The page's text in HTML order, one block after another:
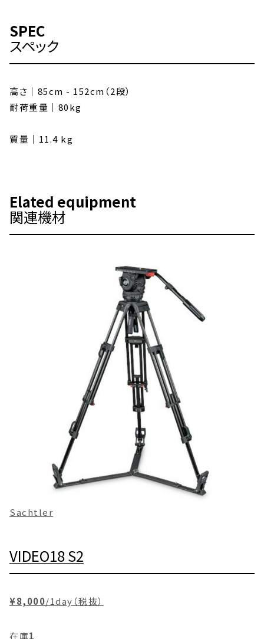
SPEC
スペック
高さ｜85cm - 152cm（2段）
耐荷重量｜80kg
質量｜11.4 kg
Elated equipment
関連機材
Sachtler
VIDEO18 S2
¥8,000/1day（税抜）
在庫1